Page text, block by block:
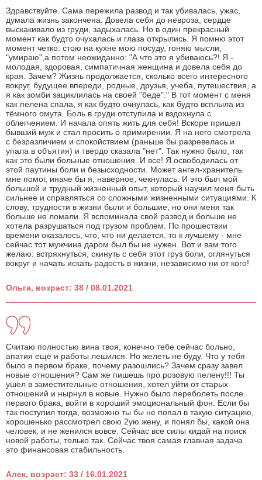
Здравствуйте. Сама пережила развод и так убивалась, ужас,
думала жизнь закончена. Довела себя до невроза, сердце
выскакивало из груди, задыхалась. Но в один прекрасный
момент как будто очухалась и глаза открылись. Я помню этот
момент четко: стою на кухне мою посуду, гоняю мысли,
"умираю",а потом неожиданно: "А что это я убиваюсь?! Я -
молодая, здоровая, симпатичная женщина и довела себя до
края. Зачем? Жизнь продолжается, сколько всего интересного
вокруг, будущее впереди, родные, друзья, учеба, путешествия, а
я как зомби зациклилась на своей "беде"." В тот момент с меня
как пелена спала, я как будто очнулась, как будто всплыла из
тёмного омута. Боль в груди отступила и вздохнула с
облегчением. И начала опять жить для себя! Вскоре пришел
бывший муж и стал просить о примирении. Я на него смотрела
с безразличием и спокойствием (раньше бы разревелась и
упала в объятия) и твердо сказала "нет". Так нужно было, так
как это были больные отношения. И все! Я освободилась от
этой паутины боли и безысходности. Может ангел-хранитель
мне помог, иначе бы я, наверное, чекнулась. И это был мой
большой и трудный жизненный опыт, который научил меня быть
сильнее и справляться со сложными жизненными ситуациями. К
слову, трудности в жизни были и большие, но они меня так
больше не ломали. Я вспоминала свой развод и больше не
хотела разрушаться под грузом проблем. По прошествии
времени оказалось, что, что ни делается, то к лучшему - мне
сейчас тот мужчина даром был бы не нужен. Вот и вам того
желаю: встряхнуться, скинуть с себя этот груз боли, оглянуться
вокруг и начать искать радость в жизни, независимо ни от кого!
Ольга, возраст: 38 / 08.01.2021
Считаю полностью вина твоя, конечно тебе сейчас больно,
апатия ещё и работы лешился. Но желеть не буду. Что у тебя
было в первом браке, почему разошлись? Зачем сразу завел
новые отношения? Сам же пишешь про розовую пелену!!! Ты
ушел в заместительные отношения, хотел уйти от старых
отношений и нырнул в новые. Нужно было переболеть после
первого брака, войти в хороший эмоциональный фон. Если бы
так поступил тогда, возможно ты бы не попал в такую ситуацию,
хорошенько рассмотрел свою 2ую жену, и понял бы, какой она
человек, и не женился вовсе. Сейчас все силы кидай на поиск
новой работы, только так. Сейчас твоя самая главная задача
это финансовая стабильность.
Алек, возраст: 33 / 16.01.2021